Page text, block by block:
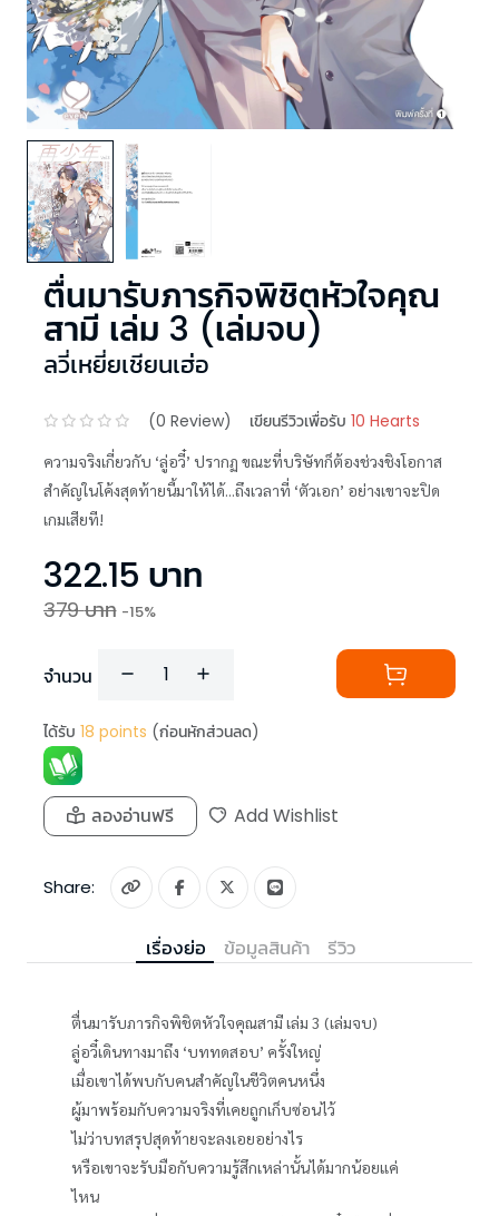
ตื่นมารับภารกิจพิชิตหัวใจคุณ
สามี เล่ม 3 (เล่มจบ)
ลวี่เหยี่ยเชียนเฮ่อ
(0 Review) เขียนรีวิวเพื่อรับ 10 Hearts
ความจริงเกี่ยวกับ ‘ลู่อวี๋’ ปรากฏ ขณะที่บริษัทก็ต้องช่วงชิงโอกาส
สำคัญในโค้งสุดท้ายนี้มาให้ได้...ถึงเวลาที่ ‘ตัวเอก’ อย่างเขาจะปิด
เกมเสียที!
322.15 บาท
379บาท -15%
จำนวน
ได้รับ 18 points (ก่อนหักส่วนลด)
ลองอ่านฟรี Add Wishlist
Share:
เรื่องย่อ ข้อมูลสินค้า รีวิว
ตื่นมารับภารกิจพิชิตหัวใจคุณสามี เล่ม 3 (เล่มจบ)
ลู่อวี๋เดินทางมาถึง ‘บททดสอบ’ ครั้งใหญ่
เมื่อเขาได้พบกับคนสำคัญในชีวิตคนหนึ่ง
ผู้มาพร้อมกับความจริงที่เคยถูกเก็บซ่อนไว้
ไม่ว่าบทสรุปสุดท้ายจะลงเอยอย่างไร
หรือเขาจะรับมือกับความรู้สึกเหล่านั้นได้มากน้อยแค่
ไหน